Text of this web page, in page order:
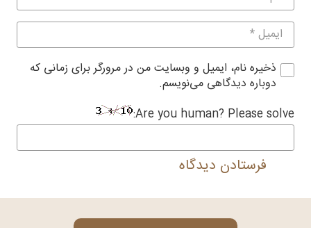
ذخیره نام، ایمیل و وبسایت من در مرورگر برای زمانی که
دوباره دیدگاهی می‌نویسم.
Are you human? Please solve:
فرستادن دیدگاه